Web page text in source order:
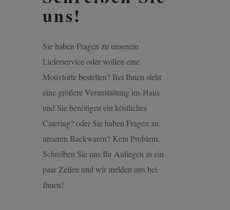
uns!
Sie haben Fragen zu unserem
Lieferservice oder wollen eine
Motivtorte bestellen? Bei Ihnen steht
eine größere Veranstaltung ins Haus
und Sie benötigen ein köstliches
Catering? oder Sie haben Fragen zu
unseren Backwaren? Kein Problem.
Schreiben Sie uns Ihr Anliegen in ein
paar Zeilen und wir melden uns bei
Ihnen!